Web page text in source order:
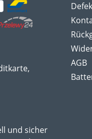
und sicher
AGB